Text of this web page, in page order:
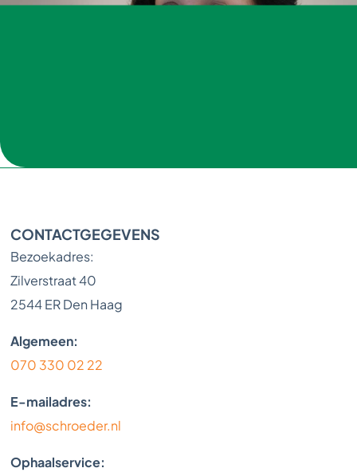
CONTACTGEGEVENS
Bezoekadres:
Zilverstraat 40
2544 ER Den Haag
Algemeen:
070 330 02 22
E-mailadres:
info@schroeder.nl
Ophaalservice: